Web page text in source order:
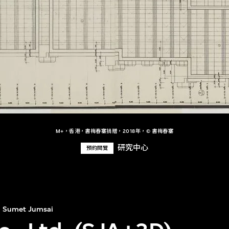
M+，香港，書梅春塞捐贈，2018年，© 書梅春塞
預約閱覽 研究中心
Sumet Jumsai